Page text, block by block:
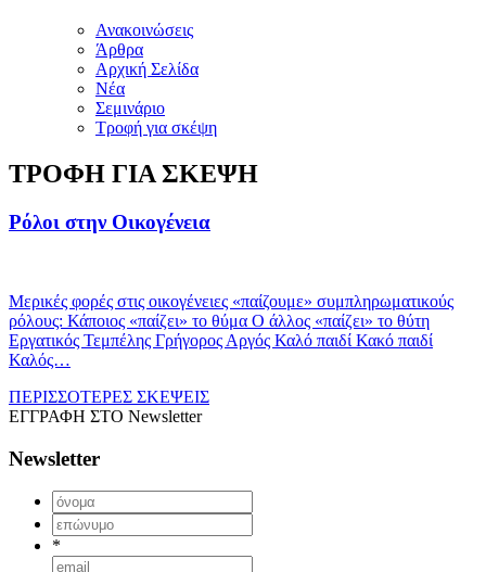
Ανακοινώσεις
Άρθρα
Αρχική Σελίδα
Νέα
Σεμινάριο
Τροφή για σκέψη
TΡΟΦΗ ΓΙΑ ΣΚΕΨΗ
Ρόλοι στην Οικογένεια
Μερικές φορές στις οικογένειες «παίζουμε» συμπληρωματικούς
ρόλους: Κάποιος «παίζει» το θύμα Ο άλλος «παίζει» το θύτη
Εργατικός Τεμπέλης Γρήγορος Αργός Καλό παιδί Κακό παιδί
Καλός…
ΠΕΡΙΣΣΟΤΕΡΕΣ ΣΚΕΨΕΙΣ
ΕΓΓΡΑΦΗ ΣΤΟ Newsletter
Newsletter
*